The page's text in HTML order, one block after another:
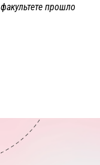
прошло